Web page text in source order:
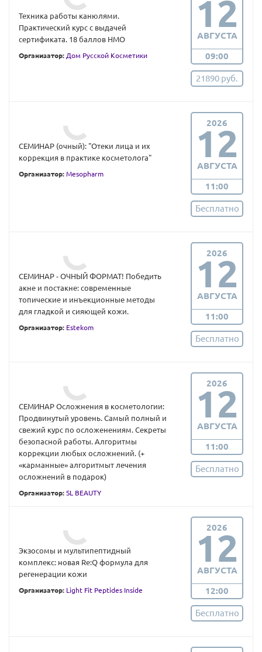
Техника работы канюлями.
Практический курс с выдачей
сертификата. 18 баллов НМО
Организатор: Дом Русской Косметики
12
АВГУСТА
09:00
21890 руб.
СЕМИНАР (очный): "Отеки лица и их
коррекция в практике косметолога"
Организатор: Mesopharm
2026
12
АВГУСТА
11:00
Бесплатно
СЕМИНАР - ОЧНЫЙ ФОРМАТ! Победить
акне и постакне: современные
топические и инъекционные методы
для гладкой и сияющей кожи.
Организатор: Estekom
2026
12
АВГУСТА
11:00
Бесплатно
СЕМИНАР Осложнения в косметологии:
Продвинутый уровень. Самый полный и
свежий курс по осложенениям. Секреты
безопасной работы. Алгоритмы
коррекции любых осложнений. (+
«карманные» алгоритмыт лечения
осложнений в подарок)
Организатор: SL BEAUTY
2026
12
АВГУСТА
11:00
Бесплатно
Экзосомы и мультипептидный
комплекс: новая Re:Q формула для
регенерации кожи
Организатор: Light Fit Peptides Inside
2026
12
АВГУСТА
12:00
Бесплатно